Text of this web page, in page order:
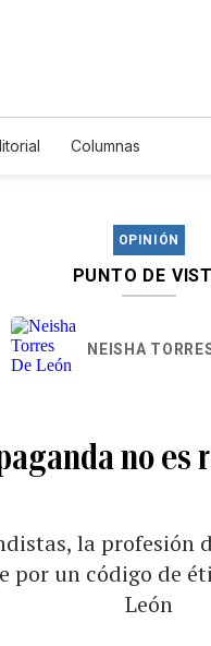
Columnas
OPINIÓN
PUNTO DE
NEISHA
no es
la profesión
por un código de
León